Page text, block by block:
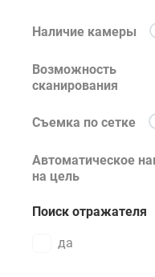
Наличие камеры
Возможность
сканирования
Съемка по сетке
Автоматическое
на цель
Поиск отражателя
да